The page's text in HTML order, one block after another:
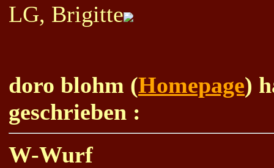
LG, Brigitte
doro blohm (Homepage)
geschrieben :
W-Wurf